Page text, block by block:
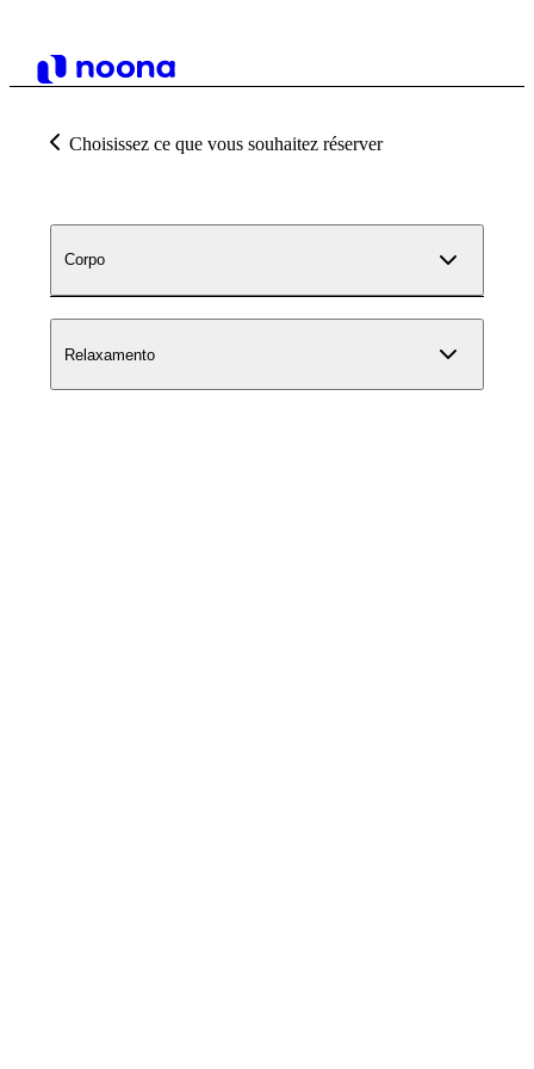
Choisissez ce que vous souhaitez réserver
Corpo
Relaxamento